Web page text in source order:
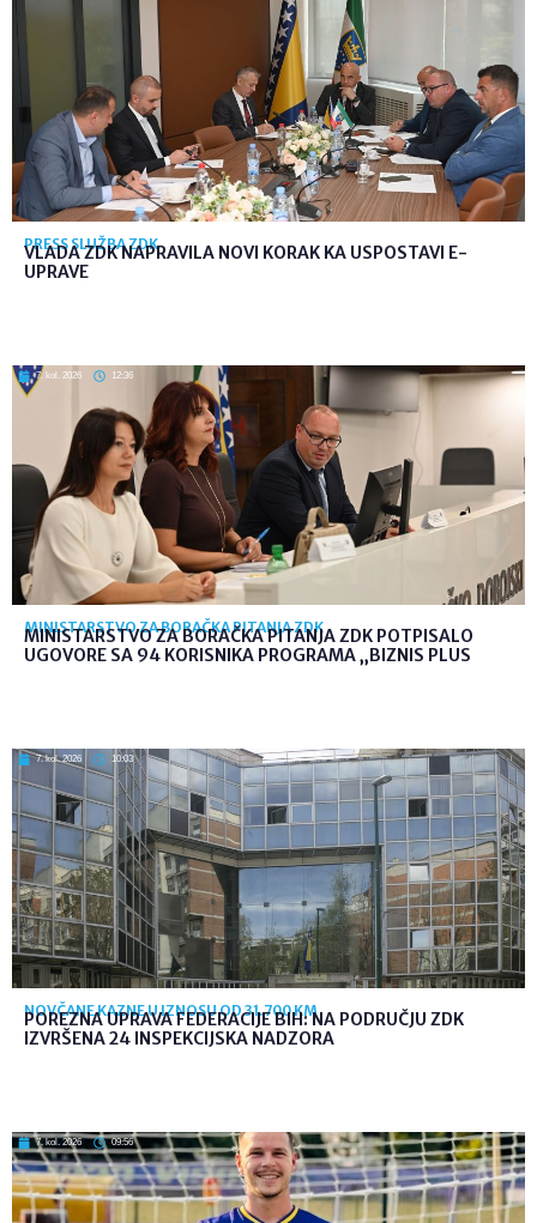
PRESS SLUŽBA ZDK
VLADA ZDK NAPRAVILA NOVI KORAK KA USPOSTAVI E-
UPRAVE
7. kol. 2026 12:36
MINISTARSTVO ZA BORAČKA PITANJA ZDK
MINISTARSTVO ZA BORAČKA PITANJA ZDK POTPISALO
UGOVORE SA 94 KORISNIKA PROGRAMA „BIZNIS PLUS
7. kol. 2026 10:03
NOVČANE KAZNE U IZNOSU OD 31.700 KM
POREZNA UPRAVA FEDERACIJE BIH: NA PODRUČJU ZDK
IZVRŠENA 24 INSPEKCIJSKA NADZORA
7. kol. 2026 09:56